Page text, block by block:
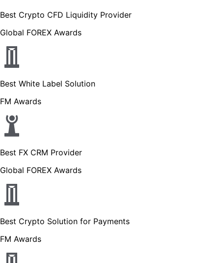
Best Crypto CFD Liquidity Provider
Global FOREX Awards
Best White Label Solution
FM Awards
Best FX CRM Provider
Global FOREX Awards
Best Crypto Solution for Payments
FM Awards